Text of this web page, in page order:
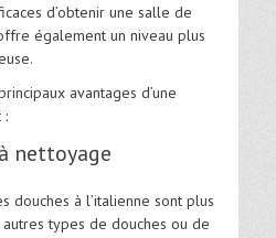
d’obtenir une salle de
également un niveau plus
avantages d’une
:
nettoyage
douches à l’italienne sont plus
types de douches ou de